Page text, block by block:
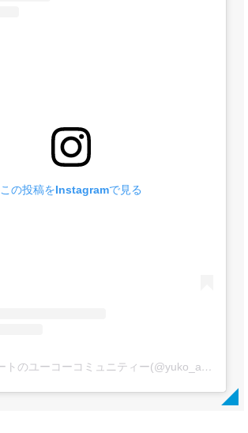
この投稿をInstagramで見る
外壁塗装とアートのユーコーコミュニティー(@yuko_artpaint)がシェアした投稿